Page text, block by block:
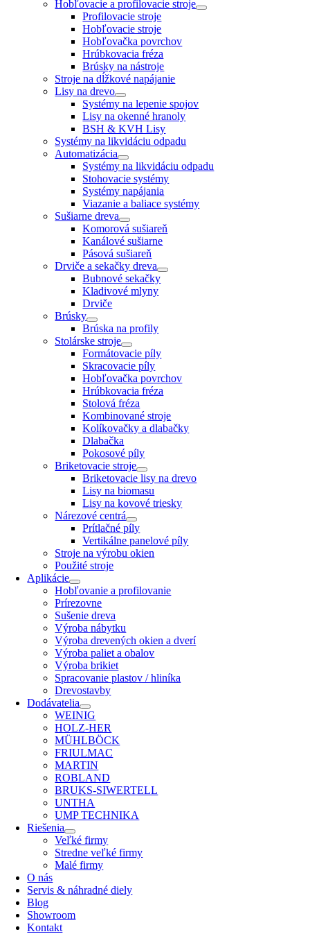
Hobľovacie a profilovacie stroje
Profilovacie stroje
Hobľovacie stroje
Hobľovačka povrchov
Hrúbkovacia fréza
Brúsky na nástroje
Stroje na dĺžkové napájanie
Lisy na drevo
Systémy na lepenie spojov
Lisy na okenné hranoly
BSH & KVH Lisy
Systémy na likvidáciu odpadu
Automatizácia
Systémy na likvidáciu odpadu
Stohovacie systémy
Systémy napájania
Viazanie a baliace systémy
Sušiarne dreva
Komorová sušiareň
Kanálové sušiarne
Pásová sušiareň
Drviče a sekačky dreva
Bubnové sekačky
Kladivové mlyny
Drviče
Brúsky
Brúska na profily
Stolárske stroje
Formátovacie píly
Skracovacie píly
Hobľovačka povrchov
Hrúbkovacia fréza
Stolová fréza
Kombinované stroje
Kolíkovačky a dlabačky
Dlabačka
Pokosové píly
Briketovacie stroje
Briketovacie lisy na drevo
Lisy na biomasu
Lisy na kovové triesky
Nárezové centrá
Prítlačné píly
Vertikálne panelové píly
Stroje na výrobu okien
Použité stroje
Aplikácie
Hobľovanie a profilovanie
Prírezovne
Sušenie dreva
Výroba nábytku
Výroba drevených okien a dverí
Výroba paliet a obalov
Výroba brikiet
Spracovanie plastov / hliníka
Drevostavby
Dodávatelia
WEINIG
HOLZ-HER
MÜHLBÖCK
FRIULMAC
MARTIN
ROBLAND
BRUKS-SIWERTELL
UNTHA
UMP TECHNIKA
Riešenia
Veľké firmy
Stredne veľké firmy
Malé firmy
O nás
Servis & náhradné diely
Blog
Showroom
Kontakt